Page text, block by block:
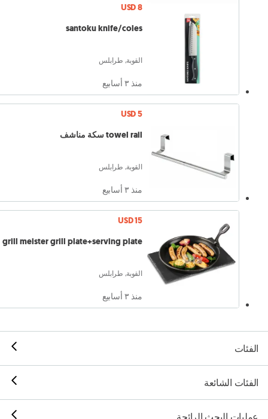
USD 8
santoku knife/coles
القوبة, طرابلس
منذ ٣ أسابيع
USD 5
towel rail سكة مناشف
القوبة, طرابلس
منذ ٣ أسابيع
USD 15
grill meister grill plate+serving plate
القوبة, طرابلس
منذ ٣ أسابيع
الفئات
الفئات الشائعة
عمليات البحث الرائجة